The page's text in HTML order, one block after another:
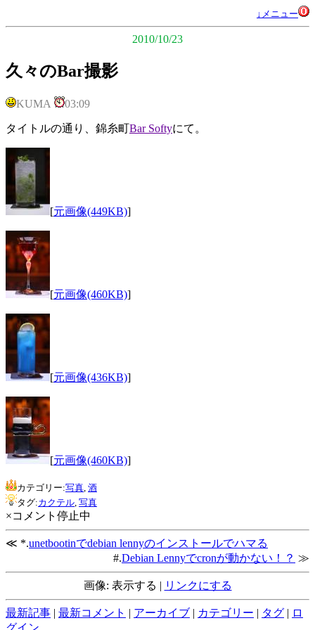
↓メニュー
2010/10/23
久々のBar撮影
KUMA 03:09
タイトルの通り、錦糸町Bar Softyにて。
[元画像(449KB)]
[元画像(460KB)]
[元画像(436KB)]
[元画像(460KB)]
カテゴリー:写真 酒
タグ:カクテル 写真
×コメント停止中
≪ *.unetbootinでdebian lennyのインストールでハマる
#.Debian Lennyでcronが動かない！？ ≫
画像: 表示する | リンクにする
最新記事 | 最新コメント | アーカイブ | カテゴリー | タグ | ロ
グイン